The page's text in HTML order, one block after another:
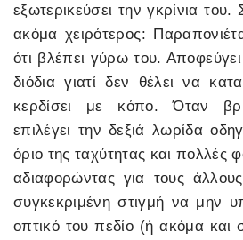
εξωτερικεύσει την γκρίνια
ακόμα χειρότερος:
ότι βλέπει γύρω του.
διόδια γιατί δεν θέλει να
κερδίσει με κόπο. Όταν
επιλέγει την δεξιά λωρίδα
όριο της ταχύτητας και πολλές
αδιαφορώντας για τους
συγκεκριμένη στιγμή να μην
οπτικό του πεδίο (ή ακόμα